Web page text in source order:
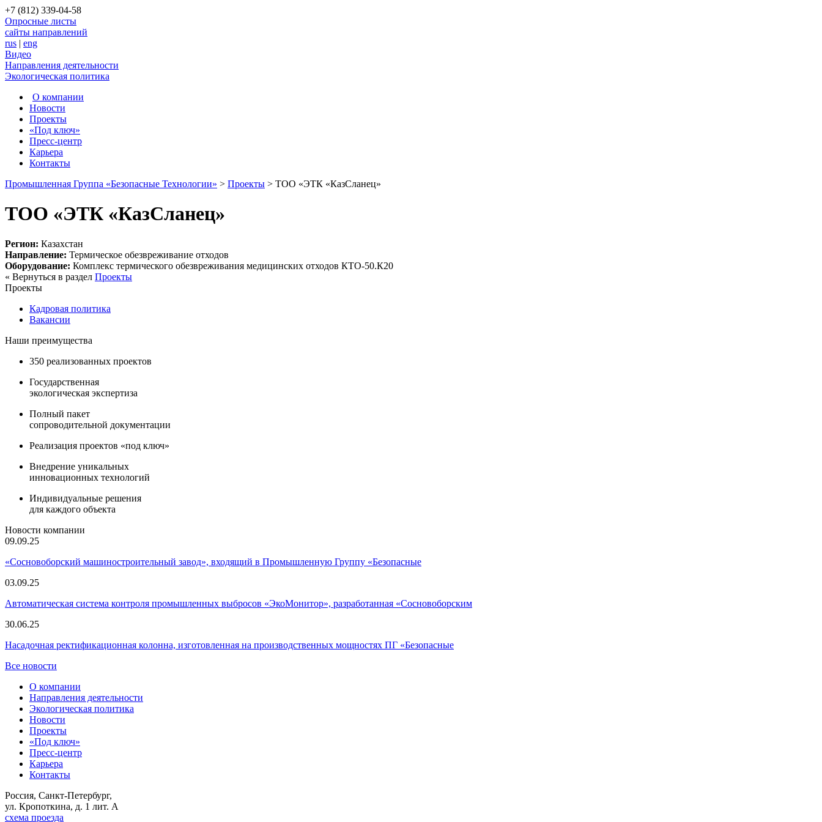
+7 (812) 339-04-58
Опросные листы
сайты направлений
rus | eng
Видео
Направления деятельности
Экологическая политика
О компании
Новости
Проекты
«Под ключ»
Пресс-центр
Карьера
Контакты
Промышленная Группа «Безопасные Технологии» > Проекты > ТОО «ЭТК «КазСланец»
ТОО «ЭТК «КазСланец»
Регион: Казахстан
Направление: Термическое обезвреживание отходов
Оборудование: Комплекс термического обезвреживания медицинских отходов КТО-50.К20
« Вернуться в раздел Проекты
Проекты
Кадровая политика
Вакансии
Наши преимущества
350 реализованных проектов
Государственная
экологическая экспертиза
Полный пакет
сопроводительной документации
Реализация проектов «под ключ»
Внедрение уникальных
инновационных технологий
Индивидуальные решения
для каждого объекта
Новости компании
09.09.25
«Сосновоборский машиностроительный завод», входящий в Промышленную Группу «Безопасные
03.09.25
Автоматическая система контроля промышленных выбросов «ЭкоМонитор», разработанная «Сосновоборским
30.06.25
Насадочная ректификационная колонна, изготовленная на производственных мощностях ПГ «Безопасные
Все новости
О компании
Направления деятельности
Экологическая политика
Новости
Проекты
«Под ключ»
Пресс-центр
Карьера
Контакты
Россия, Санкт-Петербург,
ул. Кропоткина, д. 1 лит. А
схема проезда